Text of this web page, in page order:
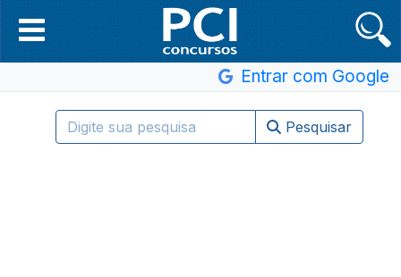
Entrar com Google
Pesquisar